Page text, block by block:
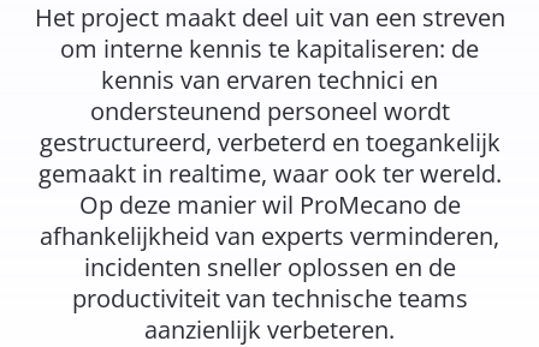
Het project maakt deel uit van een streven
om interne kennis te kapitaliseren: de
kennis van ervaren technici en
ondersteunend personeel wordt
gestructureerd, verbeterd en toegankelijk
gemaakt in realtime, waar ook ter wereld.
Op deze manier wil ProMecano de
afhankelijkheid van experts verminderen,
incidenten sneller oplossen en de
productiviteit van technische teams
aanzienlijk verbeteren.